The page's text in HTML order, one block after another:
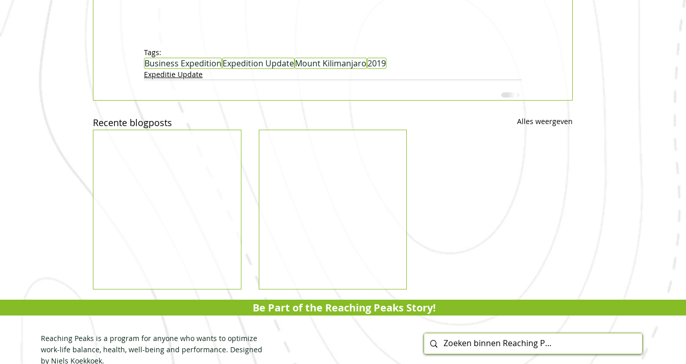
Tags:
Business ExpeditionExpedition UpdateMount Kilimanjaro2019
Expeditie Update
Recente blogposts Alles weergeven
Reaching Peaks is a program for anyone who wants to optimize
work-life balance, health, well-being and performance. Designed
by Niels Koekkoek.
Be Part of the Reaching Peaks Story!